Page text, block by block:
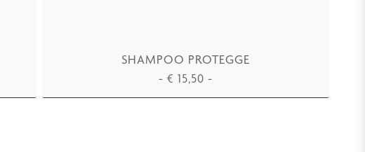
SHAMPOO PROTEGGE
-€ 15,50 -